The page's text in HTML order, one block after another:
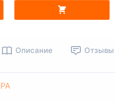
Описание Отзывы